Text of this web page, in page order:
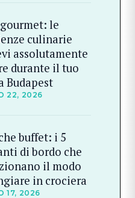
le
culinarie
assolutamente
durante il tuo
Budapest
22, 2026
buffet: i 5
di bordo che
il modo
in crociera
17, 2026